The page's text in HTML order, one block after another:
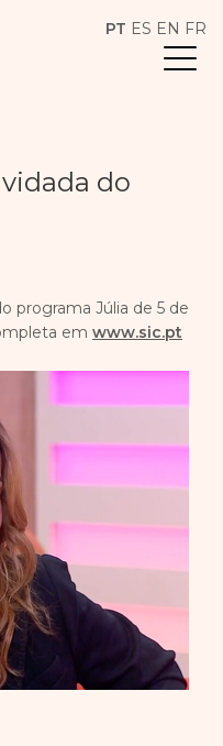
do
programa Júlia de 5 de
em www.sic.pt
PT ES EN FR